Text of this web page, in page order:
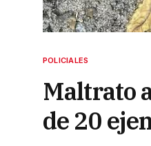
POLICIALES
Maltrato
de 20